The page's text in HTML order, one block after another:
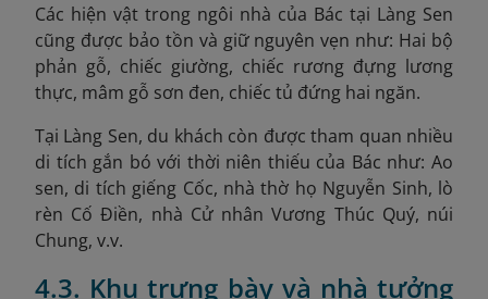
Các hiện vật trong ngôi nhà của Bác tại Làng Sen
cũng được bảo tồn và giữ nguyên vẹn như: Hai bộ
phản gỗ, chiếc giường, chiếc rương đựng lương
thực, mâm gỗ sơn đen, chiếc tủ đứng hai ngăn.
Tại Làng Sen, du khách còn được tham quan nhiều
di tích gắn bó với thời niên thiếu của Bác như: Ao
sen, di tích giếng Cốc, nhà thờ họ Nguyễn Sinh, lò
rèn Cố Điền, nhà Cử nhân Vương Thúc Quý, núi
Chung, v.v.
4.3. Khu trưng bày và nhà tưởng